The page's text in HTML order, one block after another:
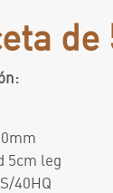
5cm leg
40HQ